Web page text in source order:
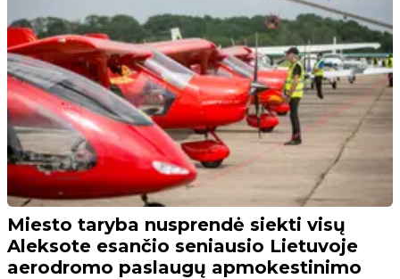
Miesto taryba nusprendė siekti visų
Aleksote esančio seniausio Lietuvoje
aerodromo paslaugų apmokestinimo